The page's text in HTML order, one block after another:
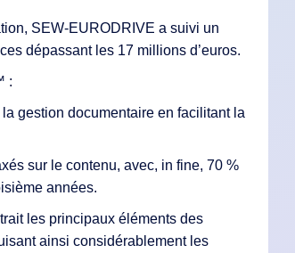
SEW-EURODRIVE a suivi un
dépassant les 17 millions d’euros.
:
gestion documentaire en facilitant la
sur le contenu, avec, in fine, 70 %
années.
les principaux éléments des
ainsi considérablement les